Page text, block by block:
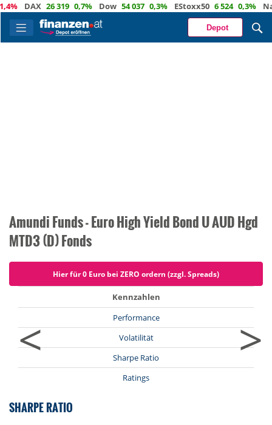
DAX 26 319 0,7% Dow 54 037 0,3% EStoxx50 6 524 0,3%
Depot
Amundi Funds - Euro High Yield Bond U AUD Hgd
MTD3 (D) Fonds
Hier für 0 Euro bei ZERO ordern (zzgl. Spreads)
<
Kennzahlen
Performance
Volatilität
Sharpe Ratio
Ratings
>
SHARPE RATIO